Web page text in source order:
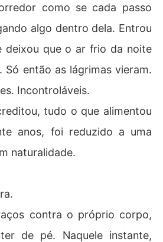
como se cada passo
algo dentro dela. Entrou
deixou que o ar frio da noite
Só então as lágrimas vieram.
Incontroláveis.
tudo o que alimentou
anos, foi reduzido a uma
naturalidade.
contra o próprio corpo,
de pé. Naquele instante,